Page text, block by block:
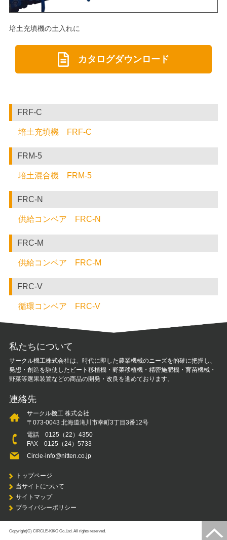
培土充填機の土入れに
カタログダウンロード
FRF-C
培土充填機 FRF-C
FRM-5
培土混合機 FRM-5
FRC-N
供給コンベア FRC-N
FRC-M
供給コンベア FRC-M
FRC-V
循環コンベア FRC-V
私たちについて
サークル機工株式会社は、時代に即した農業機械のニーズを的確に把握し、
発想・創造を駆使したビート移植機・野菜移植機・精密施肥機・育苗機械・
野菜等選果装置などの商品の開発・改良を進めております。
連絡先
サークル機工 株式会社
〒073-0043 北海道滝川市幸町3丁目3番12号
電話 0125（22）4350
FAX 0125（24）5733
Circle-info@nitten.co.jp
トップページ
当サイトについて
サイトマップ
プライバシーポリシー
Copyright(C) CIRCLE-KIKO Co.,Ltd. All rights reserved.